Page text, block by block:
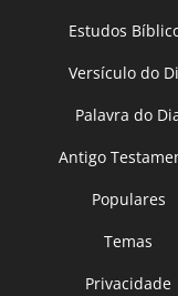
Estudos
Versículo do
Palavra do
Antigo
Populares
Temas
Privacidade